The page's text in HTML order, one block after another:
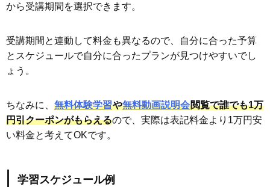
から受講期間を選択できます。
受講期間と連動して料金も異なるので、自分に合った予算
とスケジュールで自分に合ったプランが見つけやすいでし
ょう。
ちなみに、 無料体験学習や無料動画説明会閲覧で誰でも1万
円引クーポンがもらえるので、実際は表記料金より1万円安
い料金と考えてOKです。
学習スケジュール例